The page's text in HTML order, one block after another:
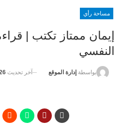
مساحة رأي
إيمان ممتاز تكتب |
النفسي
بواسطة إدارة الموقع آخر تحديث